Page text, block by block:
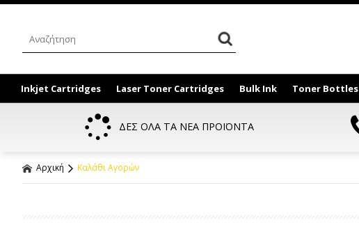
Inkjet Cartridges Laser Toner Cartridges Bulk Ink Toner Bottles
ΔΕΣ ΟΛΑ ΤΑ ΝΕΑ ΠΡΟΪΟΝΤΑ
Αρχική Καλάθι Αγορών